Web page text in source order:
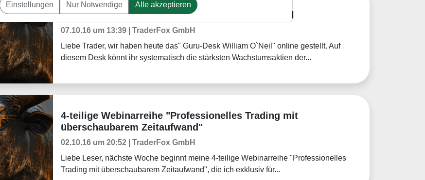
Aktuelles
TraderFox veröffentlicht Guru-Desk William O'Neil
07.10.16 um 13:39 | TraderFox GmbH
Liebe Trader, wir haben heute das" Guru-Desk William O`Neil" online gestellt. Auf
diesem Desk könnt ihr systematisch die stärksten Wachstumsaktien der...
Aktuelles
4-teilige Webinarreihe "Professionelles Trading mit
überschaubarem Zeitaufwand"
02.10.16 um 20:52 | TraderFox GmbH
Liebe Leser, nächste Woche beginnt meine 4-teilige Webinarreihe "Professionelles
Trading mit überschaubarem Zeitaufwand", die ich exklusiv für...
Einstellungen Nur Notwendige Alle akzeptieren